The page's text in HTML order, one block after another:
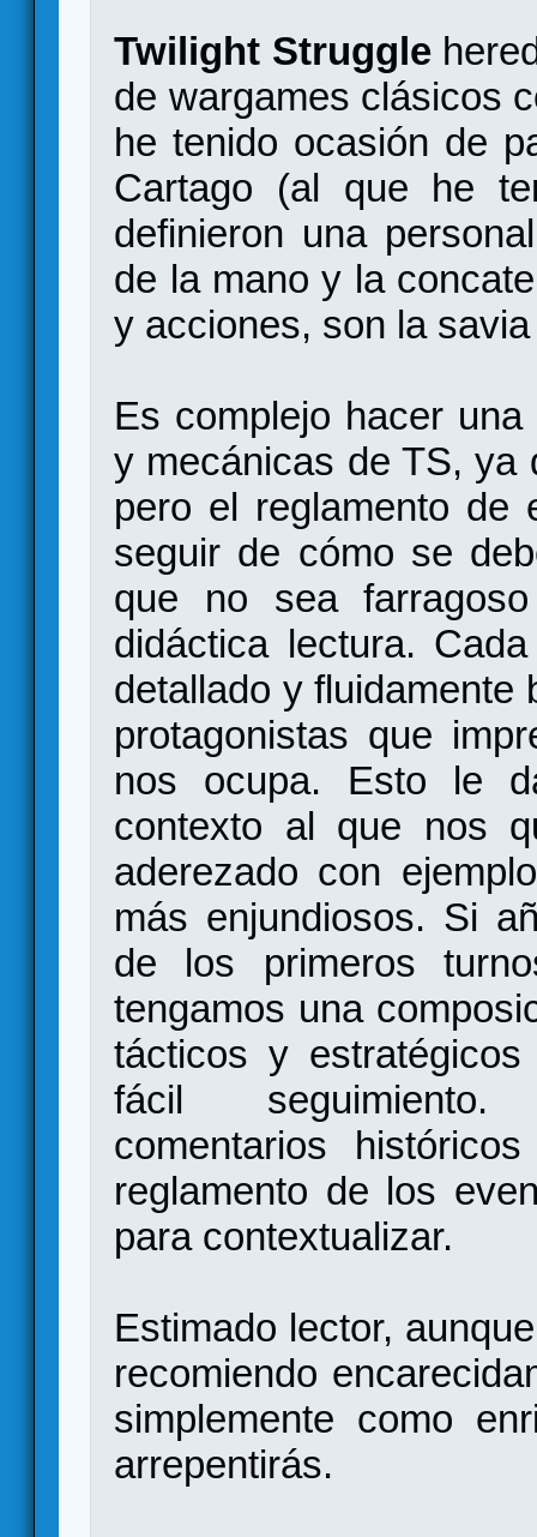
Twilight Struggle
de wargames clásicos
he tenido ocasión de
Cartago (al que he
definieron una
de la mano y la
y acciones, son la
Es complejo hacer
y mecánicas de TS, ya
pero el reglamento
seguir de cómo se
que no sea
didáctica lectura.
detallado y fluidamente
protagonistas que
nos ocupa. Esto le
contexto al que nos
aderezado con
más enjundiosos. Si
de los primeros
tengamos una
tácticos y
fácil seguimiento.
comentarios
reglamento de los
para contextualizar.
Estimado lector,
recomiendo
simplemente como
arrepentirás.